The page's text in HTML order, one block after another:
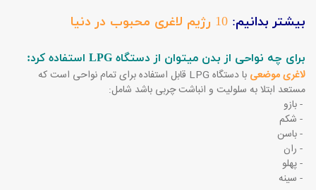
بیشتر بدانیم:
برای چه نواحی از بدن می­توان از دستگاه LPG استفاده کرد:
لاغری موضعی
با دستگاه LPG قابل استفاده برای تمام نواحی است که
مستعد ابتلا به سلولیت و انباشت چربی باشد شامل:
- بازو
- شکم
- باسن
- ران
- پهلو
- سینه